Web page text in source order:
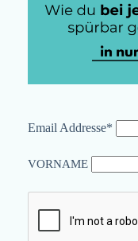
Email Addresse*
VORNAME